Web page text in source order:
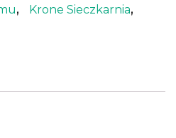
, Krone Sieczkarnia,